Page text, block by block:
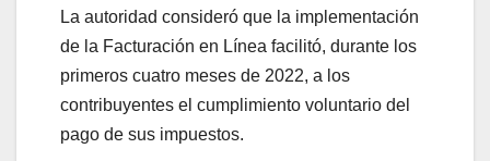
La autoridad consideró que la implementación
de la Facturación en Línea facilitó, durante los
primeros cuatro meses de 2022, a los
contribuyentes el cumplimiento voluntario del
pago de sus impuestos.